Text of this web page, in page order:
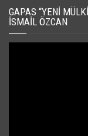
GAPAS “YENI
İSMAIL ÖZCAN